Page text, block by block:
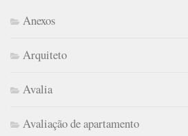
Anexos
Arquiteto
Avalia
Avaliação de apartamento